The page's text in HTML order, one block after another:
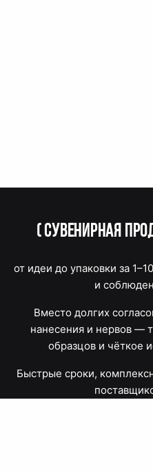
(Сувенирная
от идеи до упаковки за
и
Вместо долгих
нанесения и нервов —
образцов и чёткое
Быстрые сроки,